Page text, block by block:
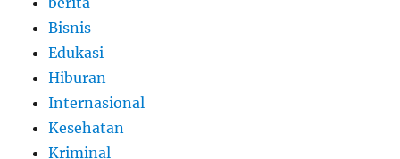
Bisnis
Edukasi
Hiburan
Internasional
Kesehatan
Kriminal